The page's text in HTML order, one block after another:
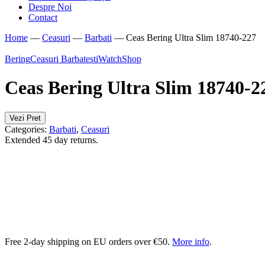
Despre Noi
Contact
Home — Ceasuri — Barbati — Ceas Bering Ultra Slim 18740-227
BeringCeasuri BarbatestiWatchShop
Ceas Bering Ultra Slim 18740-
Vezi Pret
Categories: Barbati, Ceasuri
Extended 45 day returns.
Free 2-day shipping on EU orders over €50. More info.